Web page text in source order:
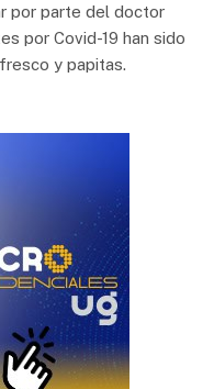
por parte del doctor
por Covid-19 han sido
y papitas.